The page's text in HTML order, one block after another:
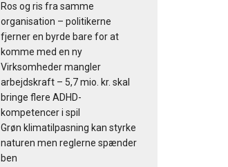
Ros og ris fra samme
organisation – politikerne
fjerner en byrde bare for at
komme med en ny
Virksomheder mangler
arbejdskraft – 5,7 mio. kr. skal
bringe flere ADHD-
kompetencer i spil
Grøn klimatilpasning kan styrke
naturen men reglerne spænder
ben